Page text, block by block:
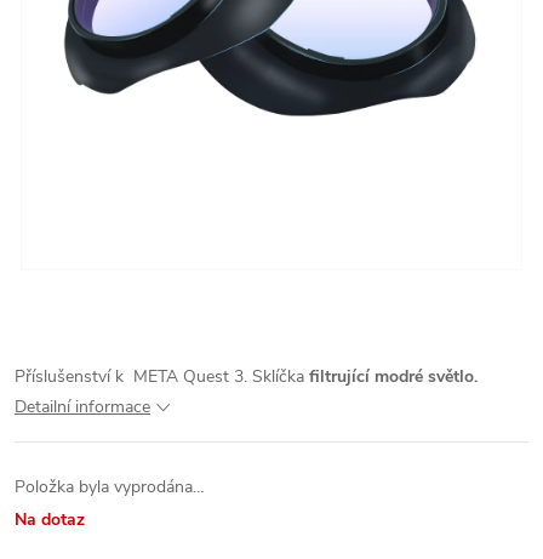
Příslušenství k META Quest 3. Sklíčka filtrující modré světlo.
Detailní informace
Položka byla vyprodána…
Na dotaz